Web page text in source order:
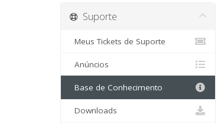
Suporte
Meus Tickets de Suporte
Anúncios
Base de Conhecimento
Downloads